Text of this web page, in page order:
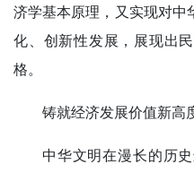
济学基本原理，又实现对
化、创新性发展，展现出
格。
铸就经济发展价值新高
中华文明在漫长的历